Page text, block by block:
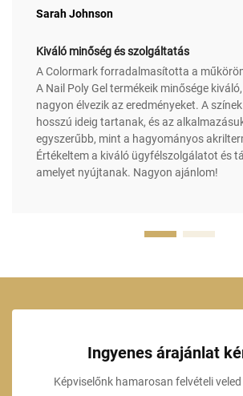
Sarah Johnson
Kiváló minőség és szolgáltatás
A Colormark forradalmasította a
A Nail Poly Gel termékeik minősége
nagyon élvezik az eredményeket. A
hosszú ideig tartanak, és az
egyszerűbb, mint a hagyományos
Értékeltem a kiváló ügyfélszolgálatot és
amelyet nyújtanak. Nagyon ajánlom!
Ingyenes árajánlat
Képviselőnk hamarosan felvételi